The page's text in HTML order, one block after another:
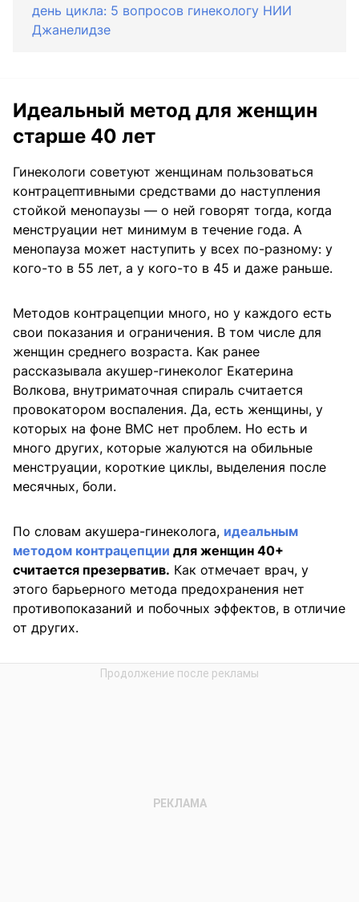
день цикла: 5 вопросов гинекологу НИИ
Джанелидзе
Идеальный метод для женщин
старше 40 лет
Гинекологи советуют женщинам пользоваться
контрацептивными средствами до наступления
стойкой менопаузы — о ней говорят тогда, когда
менструации нет минимум в течение года. А
менопауза может наступить у всех по-разному: у
кого-то в 55 лет, а у кого-то в 45 и даже раньше.
Методов контрацепции много, но у каждого есть
свои показания и ограничения. В том числе для
женщин среднего возраста. Как ранее
рассказывала акушер-гинеколог Екатерина
Волкова, внутриматочная спираль считается
провокатором воспаления. Да, есть женщины, у
которых на фоне ВМС нет проблем. Но есть и
много других, которые жалуются на обильные
менструации, короткие циклы, выделения после
месячных, боли.
По словам акушера-гинеколога, идеальным
методом контрацепции для женщин 40+
считается презерватив. Как отмечает врач, у
этого барьерного метода предохранения нет
противопоказаний и побочных эффектов, в отличие
от других.